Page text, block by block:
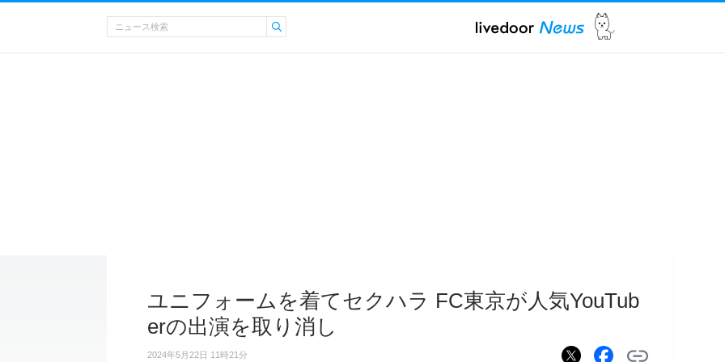
ユニフォームを着てセクハラ FC東京が人気YouTub
erの出演を取り消し
2024年5月22日 11時21分